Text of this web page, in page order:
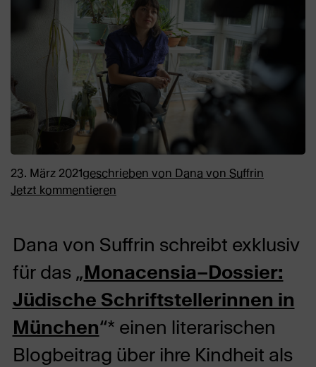
23. März 2021geschrieben von Dana von Suffrin
Jetzt kommentieren
Dana von Suffrin schreibt exklusiv
für das „Monacensia–Dossier:
Jüdische Schriftstellerinnen in
München“* einen literarischen
Blogbeitrag über ihre Kindheit als